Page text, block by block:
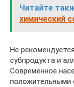
Читайте
химический
Не
субпродукта и
Современное
положительными